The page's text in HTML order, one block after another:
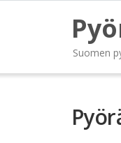
Suomen